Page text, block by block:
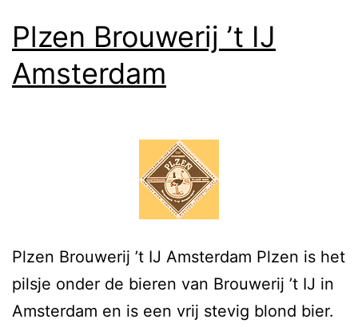
Plzen Brouwerij ’t IJ
Amsterdam
Plzen Brouwerij ’t IJ Amsterdam Plzen is het
pilsje onder de bieren van Brouwerij ’t IJ in
Amsterdam en is een vrij stevig blond bier.